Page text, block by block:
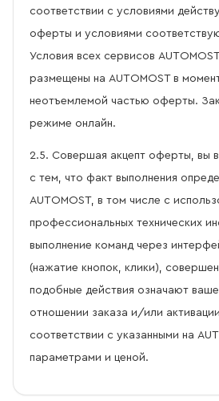
соответствии с условиями
оферты и условиями
Условия всех сервисов
размещены на AUTOMOST в
неотъемлемой частью оферты.
режиме онлайн.
2.5. Совершая акцепт оферты, вы
с тем, что факт выполнения
AUTOMOST, в том числе с
профессиональных технических
выполнение команд через
(нажатие кнопок, клики),
подобные действия означают
отношении заказа и/или
соответствии с указанными на
параметрами и ценой.